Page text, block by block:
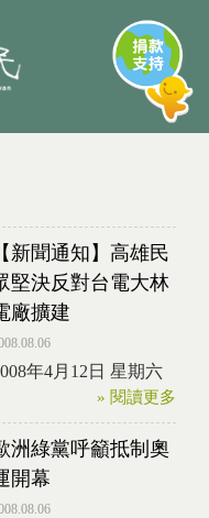
【新聞通知】高雄民
堅決反對台電大林
廠擴建
年4月12日 星期六
» 閱讀更多
洲綠黨呼籲抵制奧
開幕